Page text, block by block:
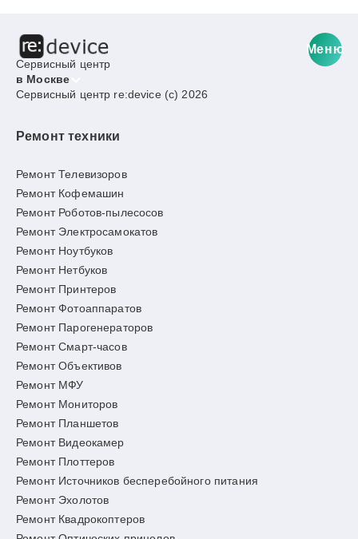
Сервисный центр
в Москве
Меню
Сервисный центр re:device (c) 2026
Ремонт техники
Ремонт Телевизоров
Ремонт Кофемашин
Ремонт Роботов-пылесосов
Ремонт Электросамокатов
Ремонт Ноутбуков
Ремонт Нетбуков
Ремонт Принтеров
Ремонт Фотоаппаратов
Ремонт Парогенераторов
Ремонт Смарт-часов
Ремонт Объективов
Ремонт МФУ
Ремонт Мониторов
Ремонт Планшетов
Ремонт Видеокамер
Ремонт Плоттеров
Ремонт Источников бесперебойного питания
Ремонт Эхолотов
Ремонт Квадрокоптеров